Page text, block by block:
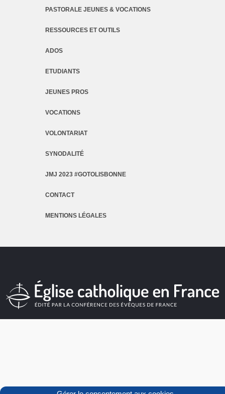
PASTORALE JEUNES & VOCATIONS
RESSOURCES ET OUTILS
ADOS
ETUDIANTS
JEUNES PROS
VOCATIONS
VOLONTARIAT
SYNODALITÉ
JMJ 2023 #GOTOLISBONNE
CONTACT
MENTIONS LÉGALES